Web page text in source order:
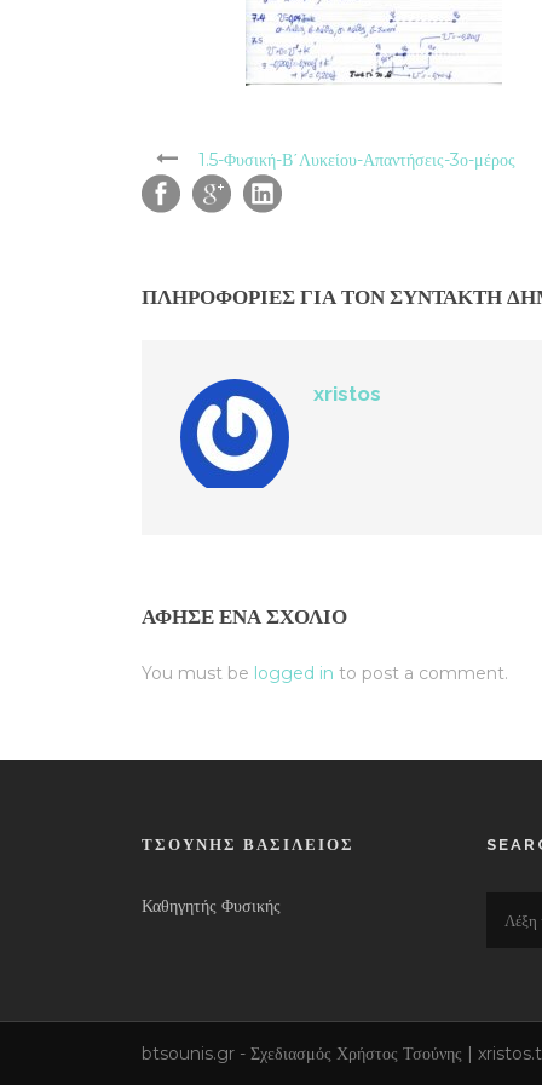
1.5-Φυσική-Β΄Λυκείου-Απαντήσεις-3ο-μέρος
ΠΛΗΡΟΦΟΡΊΕΣ ΓΙΑ ΤΟΝ ΣΥΝΤΆΚΤΗ
xristos
ΆΦΗΣΕ ΈΝΑ ΣΧΌΛΙΟ
You must be logged in to post a comment.
ΤΣΟΎΝΗΣ ΒΑΣΊΛΕΙΟΣ
Καθηγητής Φυσικής
btsounis.gr - Σχεδιασμός Χρήστος Τσούνης |